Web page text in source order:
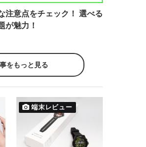
注意点をチェック！ 選べる
が魅力！
をもっと見る
端末レビュー